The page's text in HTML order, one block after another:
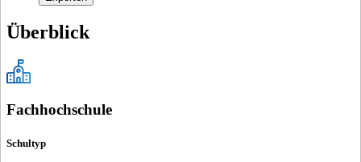
Überblick
Fachhochschule
Schultyp